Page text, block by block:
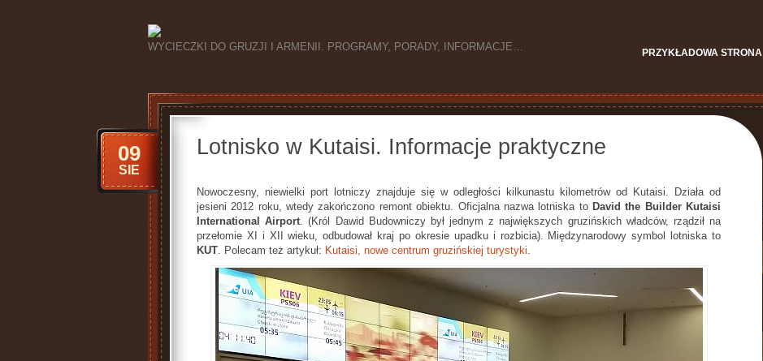
WYCIECZKI DO GRUZJI I ARMENII. PROGRAMY, PORADY, INFORMACJE… PRZYKŁADOWA STRONA
Lotnisko w Kutaisi. Informacje praktyczne
09
SIE
Nowoczesny, niewielki port lotniczy znajduje się w odległości kilkunastu kilometrów od Kutaisi. Działa od
jesieni 2012 roku, wtedy zakończono remont obiektu. Oficjalna nazwa lotniska to David the Builder Kutaisi
International Airport. (Król Dawid Budowniczy był jednym z największych gruzińskich władców, rządził na
przełomie XI i XII wieku, odbudował kraj po okresie upadku i rozbicia). Międzynarodowy symbol lotniska to
KUT. Polecam też artykuł: Kutaisi, nowe centrum gruzińskiej turystyki.